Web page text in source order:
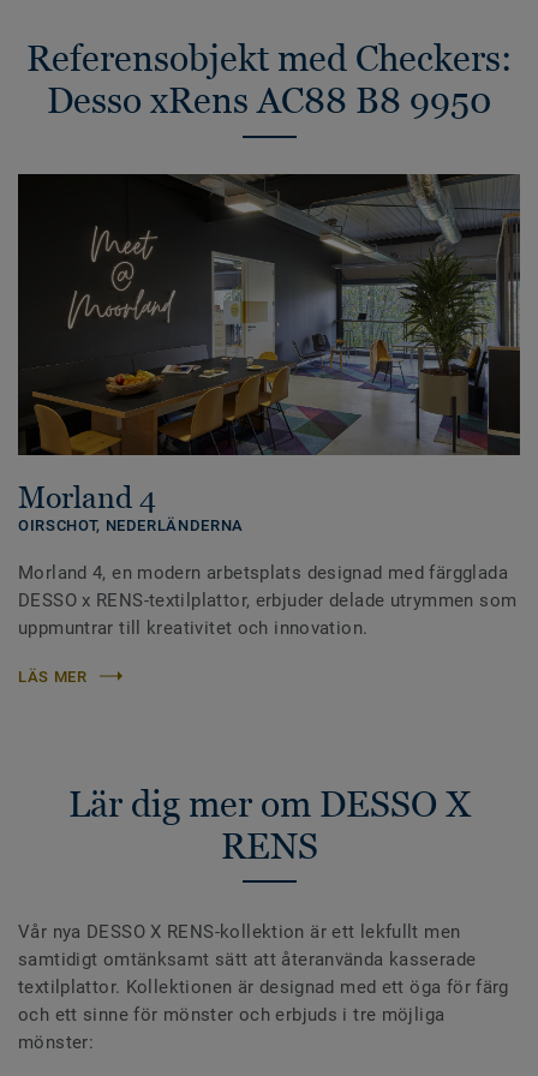
Referensobjekt med Checkers:
Desso xRens AC88 B8 9950
Morland 4
OIRSCHOT, NEDERLÄNDERNA
Morland 4, en modern arbetsplats designad med färgglada
DESSO x RENS-textilplattor, erbjuder delade utrymmen som
uppmuntrar till kreativitet och innovation.
LÄS MER
Lär dig mer om DESSO X
RENS
Vår nya DESSO X RENS-kollektion är ett lekfullt men
samtidigt omtänksamt sätt att återanvända kasserade
textilplattor. Kollektionen är designad med ett öga för färg
och ett sinne för mönster och erbjuds i tre möjliga
mönster: